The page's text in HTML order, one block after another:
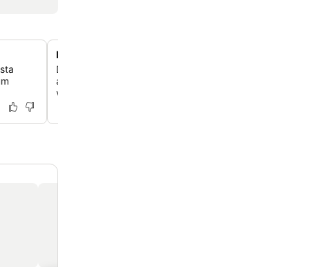
Piscina de borda infinita na cobertura
Descubra uma experiência de natação deslumbrante
andar, com uma borda infinita que se funde
vistas do Oceano Atlântico.